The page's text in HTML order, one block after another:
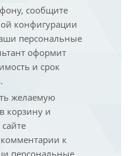
сообщите
конфигурации
персональные
оформит
и срок
желаемую
корзину и
к
персональные